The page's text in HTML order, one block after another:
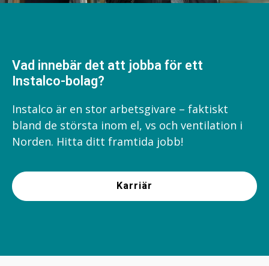
Vad innebär det att jobba för ett
Instalco-bolag?
Instalco är en stor arbetsgivare – faktiskt
bland de största inom el, vs och ventilation i
Norden. Hitta ditt framtida jobb!
Karriär